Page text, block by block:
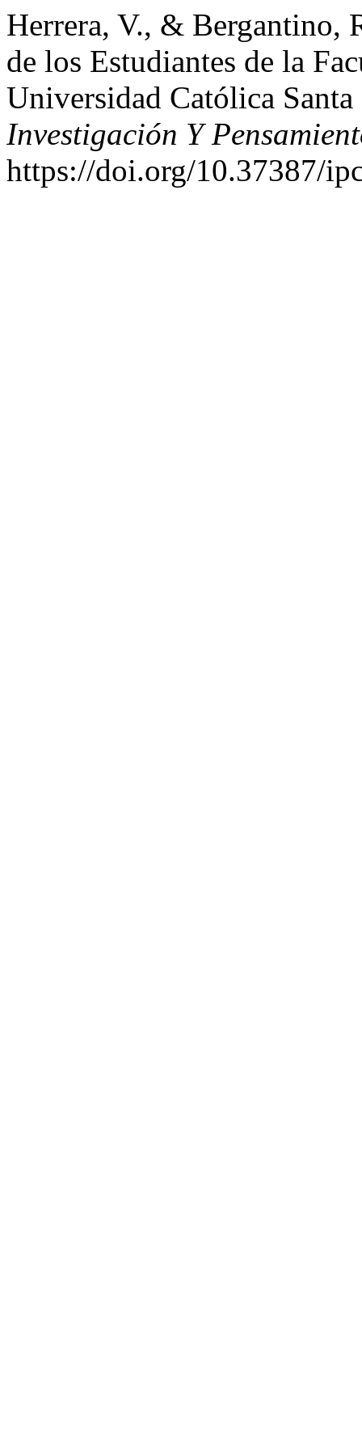
Herrera, V., & Bergantino,
de los Estudiantes de la
Universidad Católica
Investigación Y
https://doi.org/10.37387/